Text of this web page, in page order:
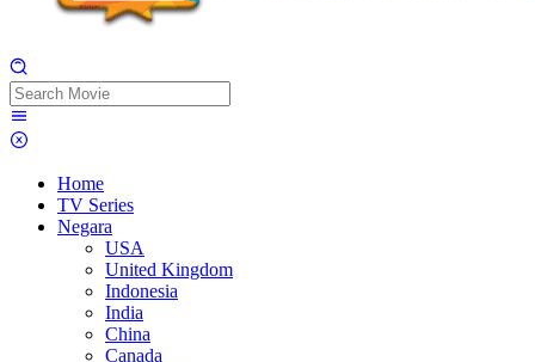
Home
TV Series
Negara
USA
United Kingdom
Indonesia
India
China
Canada